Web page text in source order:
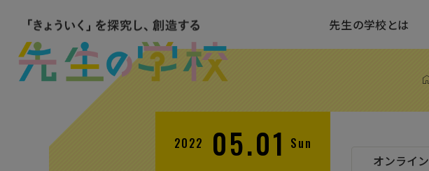
先生の学校とは
2022 05.01 Sun
オンライン